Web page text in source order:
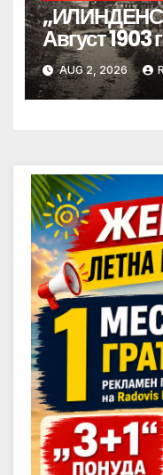
Август 1903
AUG 2, 2026